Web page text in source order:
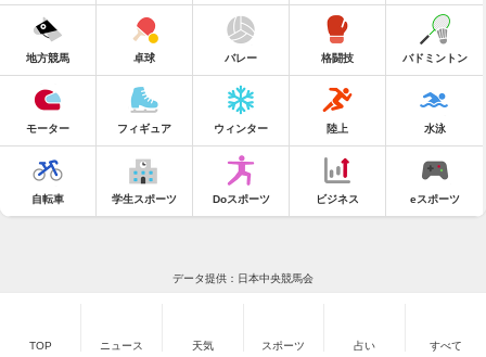
地方競馬 卓球 バレー 格闘技 バドミントン
モーター フィギュア ウィンター 陸上 水泳
自転車 学生スポーツ Doスポーツ ビジネス eスポーツ
データ提供：日本中央競馬会
TOP ニュース 天気 スポーツ 占い すべて